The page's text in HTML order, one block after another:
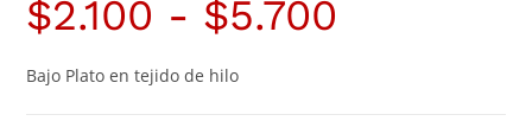
$2.100 - $5.700
Bajo Plato en tejido de hilo